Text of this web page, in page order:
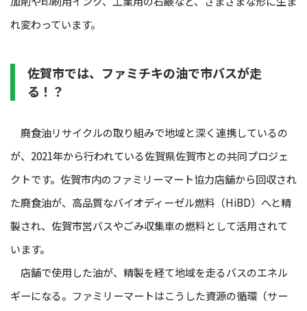
れ変わっています。
佐賀市では、ファミチキの油で市バスが走
る！？
廃食油リサイクルの取り組みで地域と深く連携しているの
が、2021年から行われている佐賀県佐賀市との共同プロジェ
クトです。佐賀市内のファミリーマート協力店舗から回収され
た廃食油が、高品質なバイオディーゼル燃料（HiBD）へと精
製され、佐賀市営バスやごみ収集車の燃料として活用されて
います。
店舗で使用した油が、精製を経て地域を走るバスのエネル
ギーになる。ファミリーマートはこうした資源の循環（サー